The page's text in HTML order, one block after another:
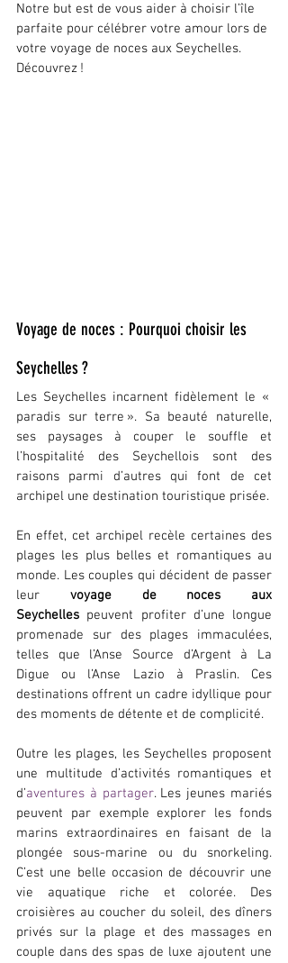
Notre but est de vous aider à choisir l’île
parfaite pour célébrer votre amour lors de
votre voyage de noces aux Seychelles.
Découvrez !
Voyage de noces : Pourquoi choisir les
Seychelles ?
Les Seychelles incarnent fidèlement le «
paradis sur terre ». Sa beauté naturelle,
ses paysages à couper le souffle et
l’hospitalité des Seychellois sont des
raisons parmi d’autres qui font de cet
archipel une destination touristique prisée.
En effet, cet archipel recèle certaines des
plages les plus belles et romantiques au
monde. Les couples qui décident de passer
leur voyage de noces aux
Seychelles peuvent profiter d’une longue
promenade sur des plages immaculées,
telles que l’Anse Source d’Argent à La
Digue ou l’Anse Lazio à Praslin. Ces
destinations offrent un cadre idyllique pour
des moments de détente et de complicité.
Outre les plages, les Seychelles proposent
une multitude d’activités romantiques et
d’aventures à partager. Les jeunes mariés
peuvent par exemple explorer les fonds
marins extraordinaires en faisant de la
plongée sous-marine ou du snorkeling.
C’est une belle occasion de découvrir une
vie aquatique riche et colorée. Des
croisières au coucher du soleil, des dîners
privés sur la plage et des massages en
couple dans des spas de luxe ajoutent une